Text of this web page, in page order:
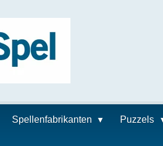
Spellenfabrikanten Puzzels